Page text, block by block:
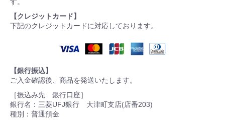
【クレジットカード】
下記のクレジットカードに対応しております。
【銀行振込】
ご入金確認後、商品を発送いたします。
［振込み先 銀行口座］
銀行名：三菱UFJ銀行 大津町支店(店番203)
種別：普通預金